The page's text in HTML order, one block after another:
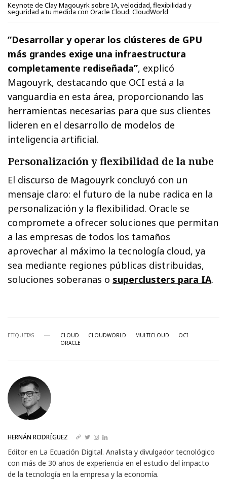
Keynote de Clay Magouyrk sobre IA, velocidad, flexibilidad y
seguridad a tu medida con Oracle Cloud: CloudWorld
“Desarrollar y operar los clústeres de GPU
más grandes exige una infraestructura
completamente rediseñada”, explicó
Magouyrk, destacando que OCI está a la
vanguardia en esta área, proporcionando las
herramientas necesarias para que sus clientes
lideren en el desarrollo de modelos de
inteligencia artificial.
Personalización y flexibilidad de la nube
El discurso de Magouyrk concluyó con un
mensaje claro: el futuro de la nube radica en la
personalización y la flexibilidad. Oracle se
compromete a ofrecer soluciones que permitan
a las empresas de todos los tamaños
aprovechar al máximo la tecnología cloud, ya
sea mediante regiones públicas distribuidas,
soluciones soberanas o superclusters para IA.
ETIQUETAS CLOUD CLOUDWORLD MULTICLOUD
OCI
ORACLE
HERNÁN RODRÍGUEZ
Editor en La Ecuación Digital. Analista y divulgador tecnológico
con más de 30 años de experiencia en el estudio del impacto
de la tecnología en la empresa y la economía.